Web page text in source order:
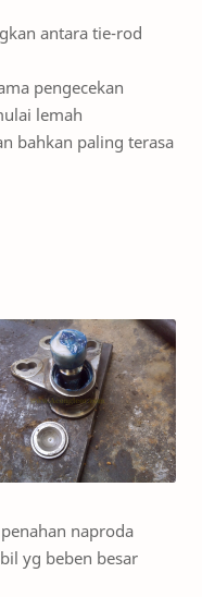
antara tie-rod
pengecekan
lemah
bahkan paling terasa
naproda
yg beben besar